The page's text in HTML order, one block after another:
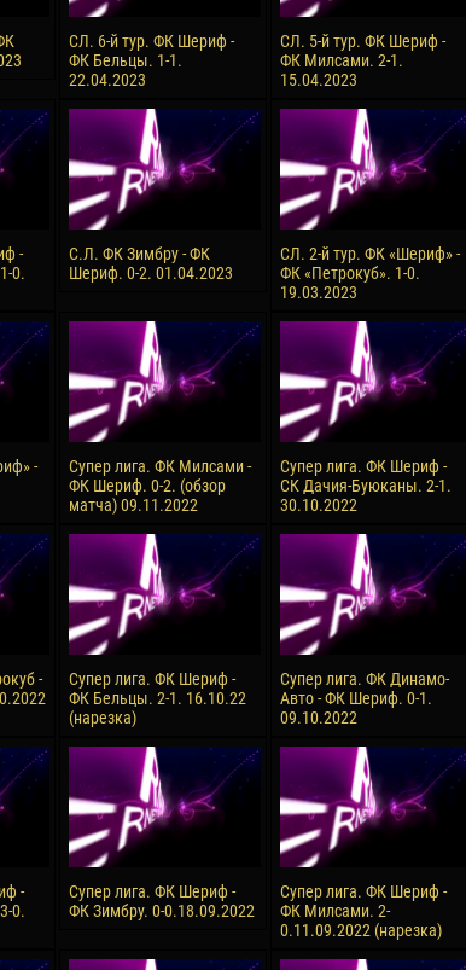
10 Июля
Бурама ФОМБА
15 Июля
СЛ. 6-й тур. ФК Шериф -
ФК Бельцы. 1-1.
22.04.2023
СЛ. 5-й тур. ФК Шериф -
ФК Милсами. 2-1.
15.04.2023
-
0.
С.Л. ФК Зимбру - ФК
Шериф. 0-2. 01.04.2023
СЛ. 2-й тур. ФК «Шериф» -
ФК «Петрокуб». 1-0.
19.03.2023
-
Супер лига. ФК Милсами -
ФК Шериф. 0-2. (обзор
матча) 09.11.2022
Супер лига. ФК Шериф -
СК Дачия-Буюканы. 2-1.
30.10.2022
-
Супер лига. ФК Шериф -
ФК Бельцы. 2-1. 16.10.22
(нарезка)
Супер лига. ФК Динамо-
Авто - ФК Шериф. 0-1.
09.10.2022
-
0.
Супер лига. ФК Шериф -
ФК Зимбру. 0-0.18.09.2022
Супер лига. ФК Шериф -
ФК Милсами. 2-
0.11.09.2022 (нарезка)